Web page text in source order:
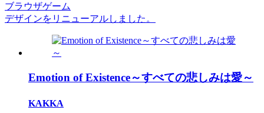
ブラウザゲーム
デザインをリニューアルしました。
Emotion of Existence～すべての悲しみは愛～
KAKKA